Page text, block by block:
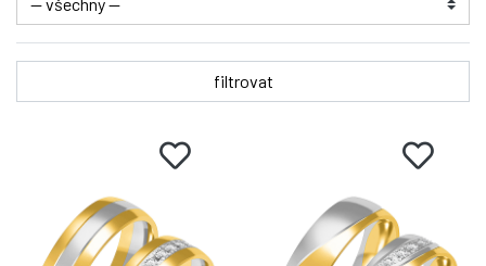
filtrovat